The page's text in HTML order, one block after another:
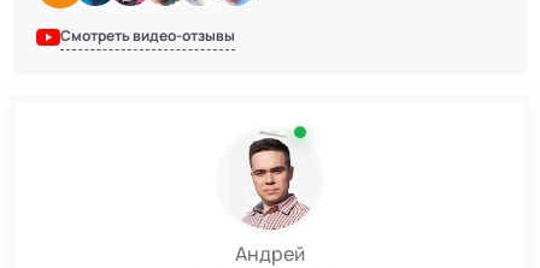
Смотреть видео-отзывы
Андрей